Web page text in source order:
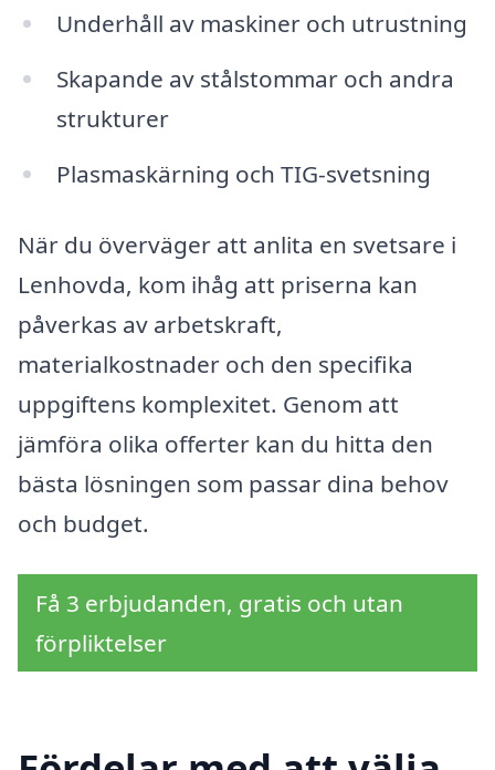
Underhåll av maskiner och utrustning
Skapande av stålstommar och andra
strukturer
Plasmaskärning och TIG-svetsning
När du överväger att anlita en svetsare i
Lenhovda, kom ihåg att priserna kan
påverkas av arbetskraft,
materialkostnader och den specifika
uppgiftens komplexitet. Genom att
jämföra olika offerter kan du hitta den
bästa lösningen som passar dina behov
och budget.
Få 3 erbjudanden, gratis och utan
förpliktelser